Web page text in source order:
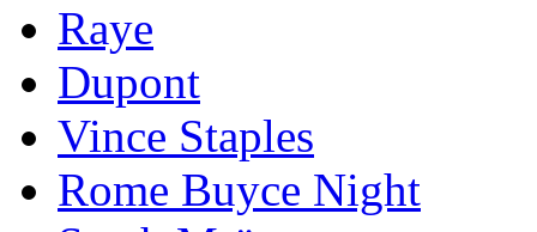
Raye
Dupont
Vince Staples
Rome Buyce Night